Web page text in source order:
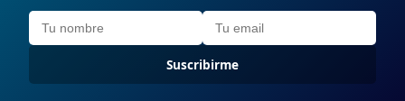
Suscribirme